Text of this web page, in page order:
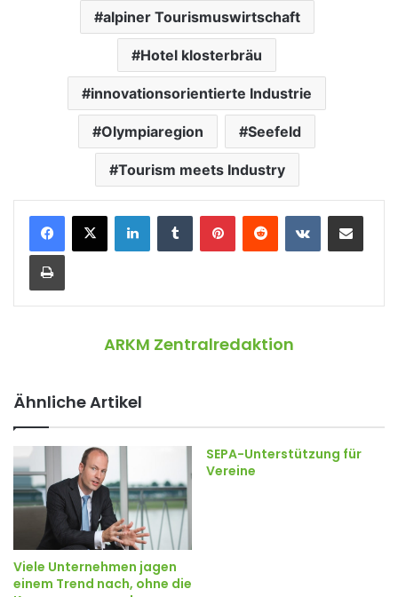
alpiner Tourismuswirtschaft
Hotel klosterbräu
innovationsorientierte Industrie
Olympiaregion Seefeld
Tourism meets Industry
ARKM Zentralredaktion
Ähnliche Artikel
Viele Unternehmen jagen
einem Trend nach, ohne die
SEPA-Unterstützung für
Vereine